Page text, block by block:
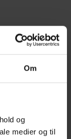
Om
og
medier og til
814 kr.